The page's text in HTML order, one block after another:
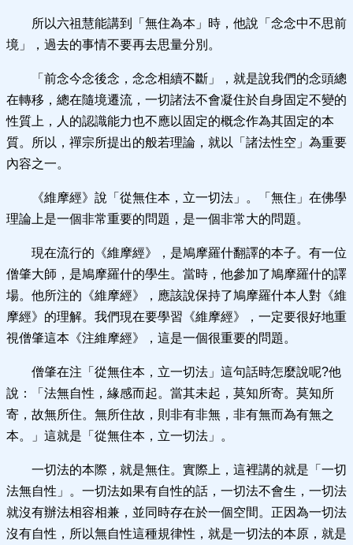
所以六祖慧能講到「無住為本」時，他說「念念中不思前
境」，過去的事情不要再去思量分別。
「前念今念後念，念念相續不斷」，就是說我們的念頭總
在轉移，總在隨境遷流，一切諸法不會凝住於自身固定不變的
性質上，人的認識能力也不應以固定的概念作為其固定的本
質。所以，禪宗所提出的般若理論，就以「諸法性空」為重要
內容之一。
《維摩經》說「從無住本，立一切法」。「無住」在佛學
理論上是一個非常重要的問題，是一個非常大的問題。
現在流行的《維摩經》，是鳩摩羅什翻譯的本子。有一位
僧肇大師，是鳩摩羅什的學生。當時，他參加了鳩摩羅什的譯
場。他所注的《維摩經》，應該說保持了鳩摩羅什本人對《維
摩經》的理解。我們現在要學習《維摩經》，一定要很好地重
視僧肇這本《注維摩經》，這是一個很重要的問題。
僧肇在注「從無住本，立一切法」這句話時怎麼說呢?他
說：「法無自性，緣感而起。當其未起，莫知所寄。莫知所
寄，故無所住。無所住故，則非有非無，非有無而為有無之
本。」這就是「從無住本，立一切法」。
一切法的本際，就是無住。實際上，這裡講的就是「一切
法無自性」。一切法如果有自性的話，一切法不會生，一切法
就沒有辦法相容相兼，並同時存在於一個空間。正因為一切法
沒有自性，所以無自性這種規律性，就是一切法的本原，就是